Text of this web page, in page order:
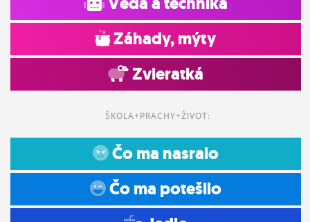
Záhady, mýty
Zvieratká
ŠKOLA+PRACHY+ŽIVOT:
Čo ma nasralo
Čo ma potešilo